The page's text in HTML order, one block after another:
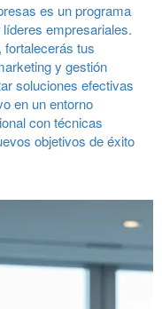
es un programa
empresariales.
fortalecerás tus
y gestión
soluciones efectivas
en un entorno
con técnicas
objetivos de éxito